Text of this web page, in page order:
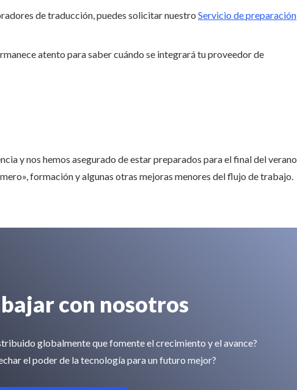
de traducción, puedes solicitar nuestro Servicio de preparación
atento para saber cuándo se integrará tu proveedor de
y nos hemos asegurado de estar preparados para el final del verano
formación y algunas otras mejoras menores del flujo de trabajo.
con nosotros
globalmente que fomente el crecimiento y el avance?
el poder de la tecnología para un futuro mejor?